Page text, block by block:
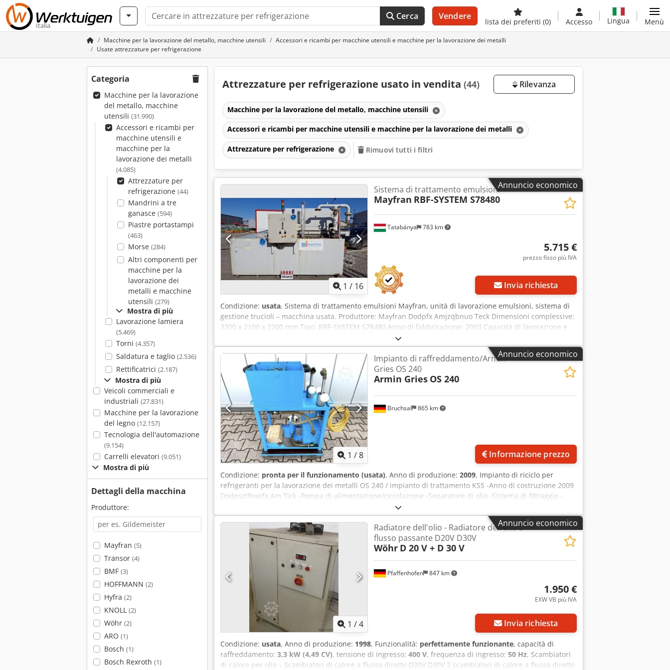
Italia
Cerca Vendere
lista dei preferiti (0) Accesso Lingua Menù
Macchine per la lavorazione del metallo, macchine utensili
Accessori e ricambi per macchine utensili e macchine per la lavorazione dei metalli
Usate attrezzature per refrigerazione
Categoria
Macchine per la lavorazione
del metallo, macchine
utensili (31.990)
Accessori e ricambi per
macchine utensili e
macchine per la
lavorazione dei metalli
(4.085)
Attrezzature per
refrigerazione (44)
Mandrini a tre
ganasce (594)
Piastre portastampi
(463)
Morse (284)
Altri componenti per
macchine per la
lavorazione dei
metalli e macchine
utensili (279)
Mostra di più
Lavorazione lamiera
(5.469)
Torni (4.357)
Saldatura e taglio (2.536)
Rettificatrici (2.187)
Mostra di più
Veicoli commerciali e
industriali (27.831)
Macchine per la lavorazione
del legno (12.157)
Tecnologia dell'automazione
(9.154)
Carrelli elevatori (9.051)
Mostra di più
Dettagli della macchina
Produttore:
Mayfran (5)
Transor (4)
BMF (3)
HOFFMANN (2)
Hyfra (2)
KNOLL (2)
Wöhr (2)
ARO (1)
Bosch (1)
Bosch Rexroth (1)
Attrezzature per refrigerazione usato in vendita (44) Rilevanza
Macchine per la lavorazione del metallo, macchine utensili
Accessori e ricambi per macchine utensili e macchine per la lavorazione dei metalli
Attrezzature per refrigerazione Rimuovi tutti i filtri
Annuncio economico
1 / 16
Tatabánya 783 km
Sistema di trattamento emulsioni
Mayfran RBF-SYSTEM S78480
5.715 €
prezzo fisso più IVA
Invia richiesta
Condizione: usata, Sistema di trattamento emulsioni Mayfran, unità di lavorazione emulsioni, sistema di
gestione trucioli – macchina usata. Produttore: Mayfran Dodpfx Amjzqbnuo Teck Dimensioni complessive:
3300 x 2100 x 2200 mm Tipo: RBF-SYSTEM S78480 Anno di fabbricazione: 2003 Capacità di lavorazione e
filtrazione: 700 l/min Grado di filtrazione: 40 ppm > 20 µm Volume del serbatoio: 7250 l Prestazioni della
pompa: 5,5 kW; 600 l/min; 5 bar
Annuncio economico
1 /8
Bruchsal 865 km
Impianto di raffreddamento/Armin
Gries OS 240
Armin Gries OS 240
Informazione prezzo
Condizione: pronta per il funzionamento (usata), Anno di produzione: 2009, Impianto di riciclo per
refrigeranti per la lavorazione dei metalli OS 240 / impianto di trattamento KSS -Anno di costruzione 2009
Dodpsztfnwjfx Am Tjck -Pompa di alimentazione/circolazione -Separatore di olio -Sistema di filtraggio -
Separazione dei fanghi -Serbatoio -Unità di controllo -Ricircolo del KSS purificato Dimensioni: L x L x A 0,6
x 0,3 x 0,9 metri / Peso 50 kg
Annuncio economico
1 /4
Pfaffenhofen 847 km
Radiatore dell'olio - Radiatore dell'olio a
flusso passante D20V D30V
Wöhr D 20 V + D 30 V
1.950 €
EXW VB più IVA
Invia richiesta
Condizione: usata, Anno di produzione: 1998, Funzionalità: perfettamente funzionante, capacità di
raffreddamento: 3,3 kW (4,49 CV), tensione di ingresso: 400 V, frequenza di ingresso: 50 Hz, Scambiatori
di calore per olio – Scambiatori di calore a flusso diretto D20V D30V 2 scambiatori di calore a flusso diretto